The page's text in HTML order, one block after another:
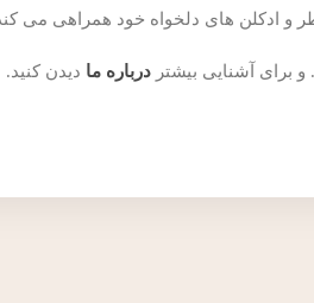
و ادکلن های دلخواه خود همراهی می
و برای آشنایی بیشتر درباره ما دیدن کنید.